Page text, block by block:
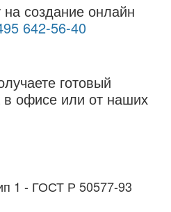
создание онлайн
642-56-40
готовый
в офисе или от наших
1 - ГОСТ Р 50577-93